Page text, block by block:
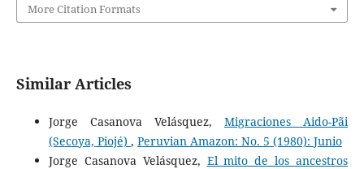
More Citation Formats
Similar Articles
Jorge Casanova Velásquez,Migraciones Aido-Pãi
(Secoya, Piojé) , Peruvian Amazon: No. 5 (1980): Junio
Jorge Casanova Velásquez, El mito de los ancestros